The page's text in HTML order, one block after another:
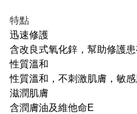
特點
迅速修護
含改良式氧化鋅，幫助修護
性質溫和
性質溫和，不刺激肌膚，敏感
滋潤肌膚
含潤膚油及維他命E